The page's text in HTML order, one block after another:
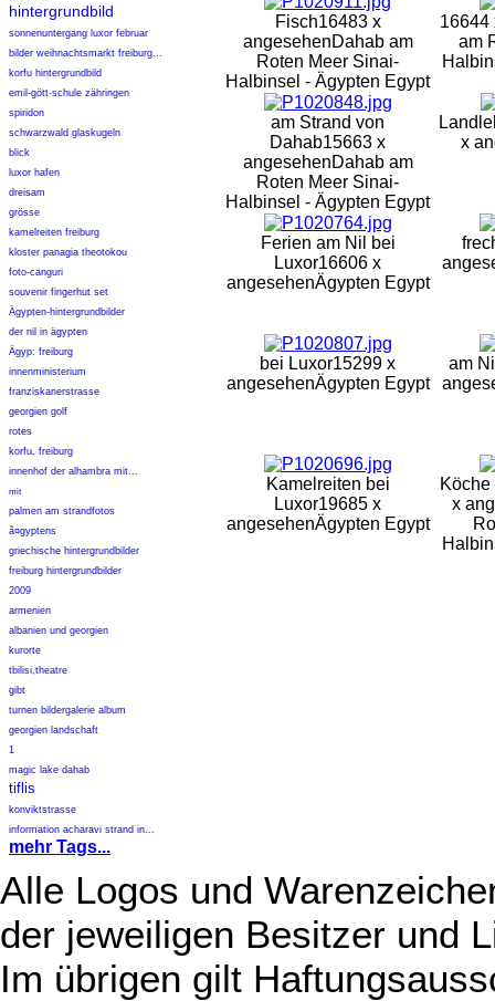
hintergrundbild
sonnenuntergang luxor februar
bilder weihnachtsmarkt freiburg...
korfu hintergrundbild
emil-gött-schule zähringen
spiridon
schwarzwald glaskugeln
blick
luxor hafen
dreisam
grösse
kamelreiten freiburg
kloster panagia theotokou
foto-canguri
souvenir fingerhut set
Ägypten-hintergrundbilder
der nil in ägypten
Ägyp: freiburg
innenministerium
franziskanerstrasse
georgien golf
rotes
korfu, freiburg
innenhof der alhambra mit...
mit
palmen am strandfotos
ã¤gyptens
griechische hintergrundbilder
freiburg hintergrundbilder
2009
armenien
albanien und georgien
kurorte
tbilisi,theatre
gibt
turnen bildergalerie album
georgien landschaft
1
magic lake dahab
tiflis
konviktstrasse
information acharavi strand in...
mehr Tags...
Fisch16483 x
angesehenDahab am
Roten Meer Sinai-
Halbinsel - Ägypten Egypt
16644
am
am Strand von
Dahab15663 x
angesehenDahab am
Roten Meer Sinai-
Halbinsel - Ägypten Egypt
x
Ferien am Nil bei
Luxor16606 x
angesehenÄgypten Egypt
bei Luxor15299 x
angesehenÄgypten Egypt
am
Kamelreiten bei
Luxor19685 x
angesehenÄgypten Egypt
Köche
x
Alle Logos und
der jeweiligen Besitzer und
Im übrigen gilt